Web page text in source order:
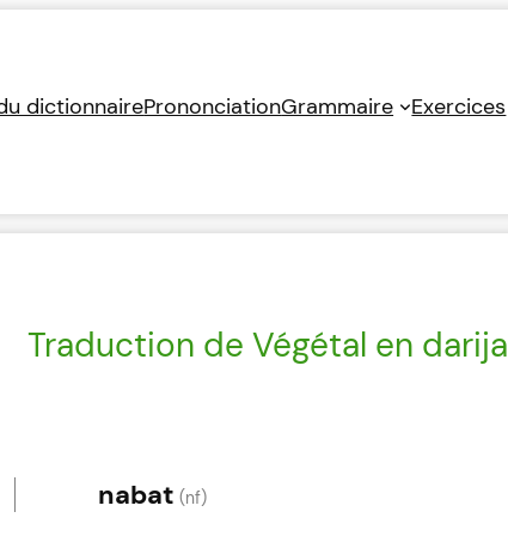
dictionnairePrononciationGrammaire Exercices
Traduction de Végétal en darija
nabat (nf)